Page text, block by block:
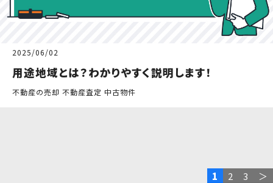
2025/06/02
用途地域とは？わかりやすく説明します！
不動産の売却 不動産査定 中古物件
1 2 3 ＞